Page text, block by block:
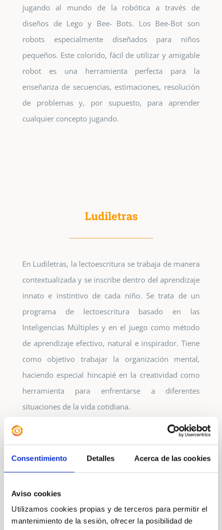
Consentimiento Detalles Acerca de las cookies
Aviso cookies
Utilizamos cookies propias y de terceros para permitir el
mantenimiento de la sesión, ofrecer la posibilidad de
jugando al mundo de la robótica a través de
diseños de Lego y Bee- Bots. Los Bee-Bot son
robots especialmente diseñados para niños
pequeños. Este colorido, fácil de utilizar y amigable
robot es una herramienta perfecta para la
enseñanza de secuencias, estimaciones, resolución
de problemas y, por supuesto, para aprender
cualquier concepto jugando.
Ludiletras
En Ludiletras, la lectoescritura se trabaja de manera
contextualizada y se inscribe dentro del aprendizaje
innato e instintivo de cada niño. Se trata de un
programa de lectoescritura basado en las
Inteligencias Múltiples y en el juego como método
de aprendizaje efectivo, natural e inspirador. Tiene
como objetivo trabajar la organización mental,
haciendo especial hincapié en la creatividad como
herramienta para enfrentarse a diferentes
situaciones de la vida cotidiana.
Programa de desarrollo básico
Cada día los niños desarrollan el Programa de